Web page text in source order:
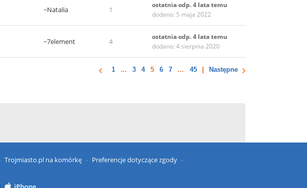
~Natalia 1
ostatnia odp. 4 lata temu
dodano: 5 maja 2022
~7element 4
ostatnia odp. 4 lata temu
dodano: 4 sierpnia 2020
1 ... 3 4 5 6 7 ... 45 Następne
Trojmiasto.pl na komórkę
Preferencje dotyczące zgody